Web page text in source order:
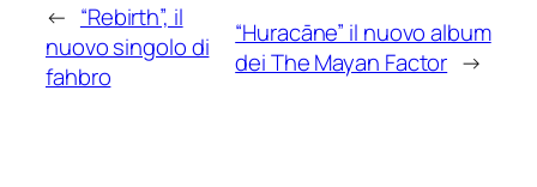
← “Rebirth”, il
nuovo singolo di
fahbro
“Huracāne” il nuovo album
dei The Mayan Factor →